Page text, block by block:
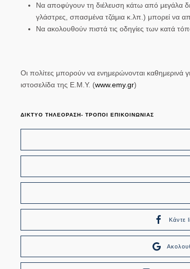
Να αποφύγουν τη διέλευση κάτω από μεγάλα
γλάστρες, σπασμένα τζάμια κ.λπ.) μπορεί να
Να ακολουθούν πιστά τις οδηγίες των κατά
Οι πολίτες μπορούν να ενημερώνονται καθημερινά
ιστοσελίδα της Ε.Μ.Υ. (www.emy.gr)
ΔΙΚΤΥΟ ΤΗΛΕΟΡΑΣΗ- ΤΡΟΠΟΙ ΕΠΙΚΟΙΝΩΝΙΑΣ
Κάντε